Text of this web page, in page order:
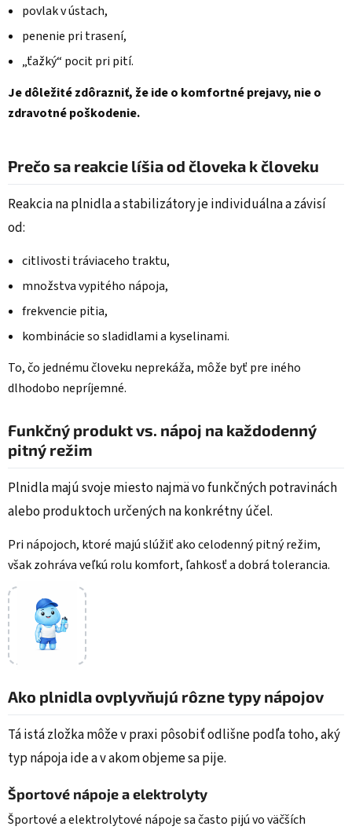
povlak v ústach,
penenie pri trasení,
„ťažký“ pocit pri pití.
Je dôležité zdôrazniť, že ide o komfortné prejavy, nie o
zdravotné poškodenie.
Prečo sa reakcie líšia od človeka k človeku
Reakcia na plnidla a stabilizátory je individuálna a závisí
od:
citlivosti tráviaceho traktu,
množstva vypitého nápoja,
frekvencie pitia,
kombinácie so sladidlami a kyselinami.
To, čo jednému človeku neprekáža, môže byť pre iného
dlhodobo nepríjemné.
Funkčný produkt vs. nápoj na každodenný
pitný režim
Plnidla majú svoje miesto najmä vo funkčných potravinách
alebo produktoch určených na konkrétny účel.
Pri nápojoch, ktoré majú slúžiť ako celodenný pitný režim,
však zohráva veľkú rolu komfort, ľahkosť a dobrá tolerancia.
Ako plnidla ovplyvňujú rôzne typy nápojov
Tá istá zložka môže v praxi pôsobiť odlišne podľa toho, aký
typ nápoja ide a v akom objeme sa pije.
Športové nápoje a elektrolyty
Športové a elektrolytové nápoje sa často pijú vo väčších